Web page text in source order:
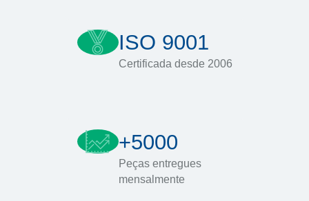
ISO 9001
Certificada desde 2006
+5000
Peças entregues
mensalmente